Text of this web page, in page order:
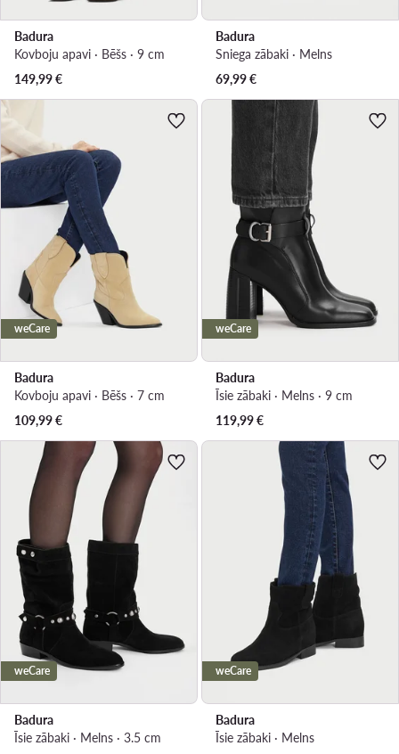
Badura
Kovboju apavi · Bēšs · 9 cm
149,99€
Badura
Sniega zābaki · Melns
69,99€
weCare
Badura
Kovboju apavi · Bēšs · 7 cm
109,99€
weCare
Badura
Īsie zābaki · Melns · 9 cm
119,99€
weCare
Badura
Īsie zābaki · Melns · 3.5 cm
weCare
Badura
Īsie zābaki · Melns